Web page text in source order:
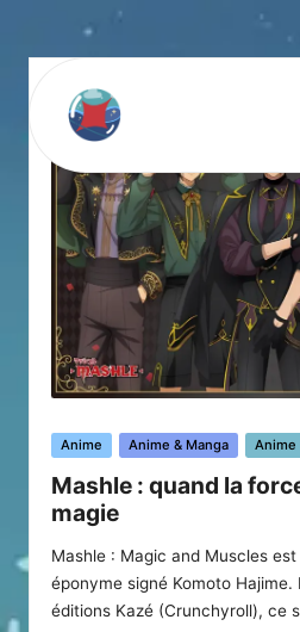
Posted
Anime Anime & Manga Anime
Mashle : quand la
magie
Mashle : Magic and Muscles
éponyme signé Komoto Hajime.
éditions Kazé (Crunchyroll), ce